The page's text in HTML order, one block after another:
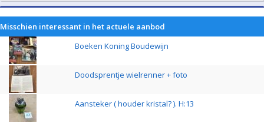
Misschien interessant in het actuele aanbod
Boeken Koning Boudewijn
Doodsprentje wielrenner + foto
Aansteker ( houder kristal? ). H:13